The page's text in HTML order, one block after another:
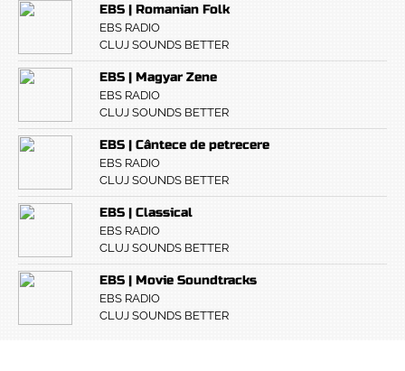
EBS | Romanian Folk
EBS RADIO
CLUJ SOUNDS BETTER
EBS | Magyar Zene
EBS RADIO
CLUJ SOUNDS BETTER
EBS | Cântece de petrecere
EBS RADIO
CLUJ SOUNDS BETTER
EBS | Classical
EBS RADIO
CLUJ SOUNDS BETTER
EBS | Movie Soundtracks
EBS RADIO
CLUJ SOUNDS BETTER